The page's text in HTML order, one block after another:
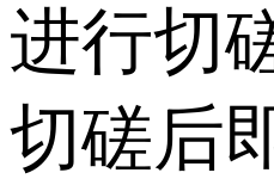
进行切
切磋后